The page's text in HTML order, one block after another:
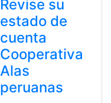
Revise su
estado de
cuenta
Cooperativa
Alas
peruanas